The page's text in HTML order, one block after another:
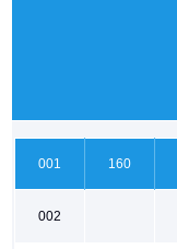
001 160
002